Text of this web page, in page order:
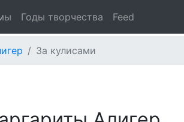
Годы творчества Feed
За кулисами